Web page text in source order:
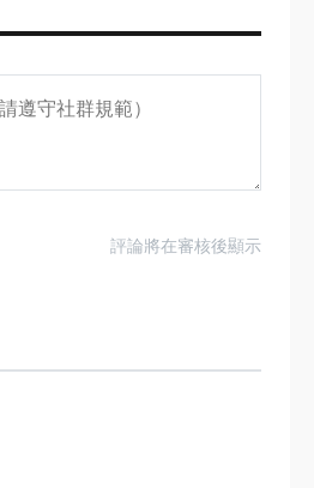
評論將在審核後顯示